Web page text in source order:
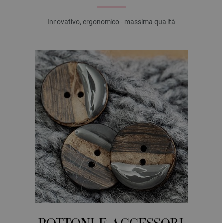
Innovativo, ergonomico - massima qualità